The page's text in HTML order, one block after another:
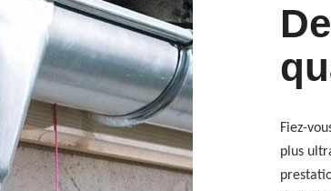
Fiez-
plus